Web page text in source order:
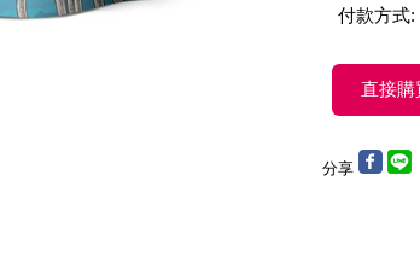
付款方式:
分享